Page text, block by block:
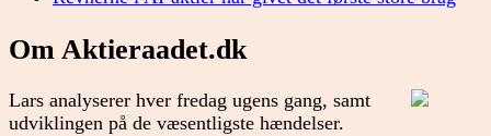
Om Aktieraadet.dk
Lars analyserer hver fredag ugens gang, samt
udviklingen på de væsentligste hændelser.